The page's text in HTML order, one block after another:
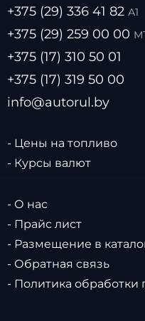
+375 (29) 336 41 82 А1
+375 (29) 259 00 00
+375 (17) 310 50 01
+375 (17) 319 50 00
info@autorul.by
- Цены на топливо
- Курсы валют
- О нас
- Прайс лист
- Размещение в
- Обратная связь
- Политика